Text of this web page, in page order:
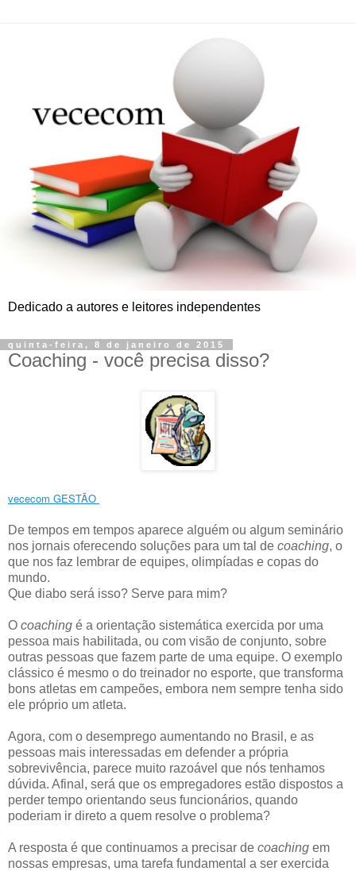
Dedicado a autores e leitores independentes
quinta-feira, 8 de janeiro de 2015
Coaching - você precisa disso?
vececom GESTÃO
De tempos em tempos aparece alguém ou algum seminário
nos jornais oferecendo soluções para um tal de coaching, o
que nos faz lembrar de equipes, olimpíadas e copas do
mundo.
Que diabo será isso? Serve para mim?
O coaching é a orientação sistemática exercida por uma
pessoa mais habilitada, ou com visão de conjunto, sobre
outras pessoas que fazem parte de uma equipe. O exemplo
clássico é mesmo o do treinador no esporte, que transforma
bons atletas em campeões, embora nem sempre tenha sido
ele próprio um atleta.
Agora, com o desemprego aumentando no Brasil, e as
pessoas mais interessadas em defender a própria
sobrevivência, parece muito razoável que nós tenhamos
dúvida. Afinal, será que os empregadores estão dispostos a
perder tempo orientando seus funcionários, quando
poderiam ir direto a quem resolve o problema?
A resposta é que continuamos a precisar de coaching em
nossas empresas, uma tarefa fundamental a ser exercida